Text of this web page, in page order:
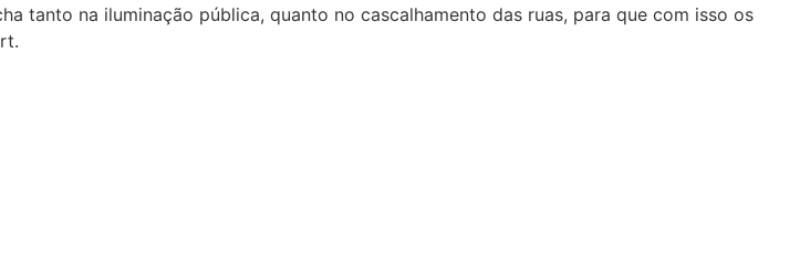
tanto na iluminação pública, quanto no cascalhamento das ruas, para que com isso os